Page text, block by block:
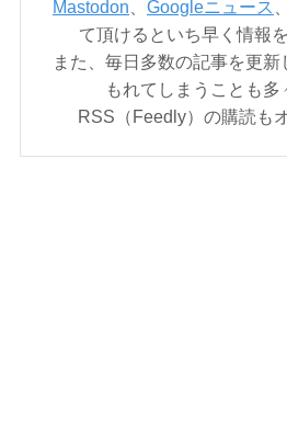
Mastodon Googleニュース
て頂けるといち早く情報
また、毎日多数の記事を更
もれてしまうことも多
RSS（Feedly）の購読も